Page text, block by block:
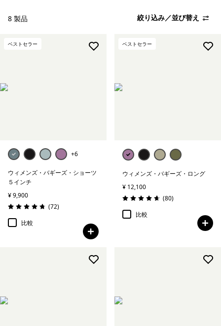
8 製品 絞り込み／並び替え
ベストセラー
+6
ウィメンズ・バギーズ・ショーツ
５インチ
¥ 9,900
評価: 4.7 / 5
(72レビュー
)
比較
ベストセラー
ウィメンズ・バギーズ・ロング
¥ 12,100
評価: 4.6 / 5
(80レビュー
)
比較